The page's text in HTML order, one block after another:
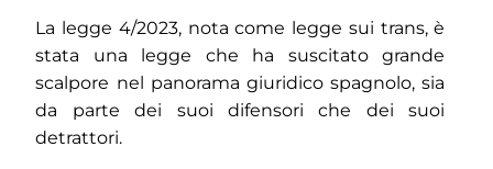
La legge 4/2023, nota come legge sui trans, è
stata una legge che ha suscitato grande
scalpore nel panorama giuridico spagnolo, sia
da parte dei suoi difensori che dei suoi
detrattori.